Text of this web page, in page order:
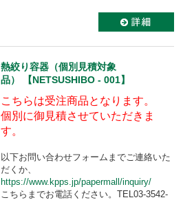
熱絞り容器（個別見積対象
品） 【NETSUSHIBO - 001】
こちらは受注商品となります。
個別に御見積させていただきま
す。
以下お問い合わせフォームまでご連絡いた
だくか、
https://www.kpps.jp/papermall/inquiry/
こちらまでお電話ください。TEL03-3542-